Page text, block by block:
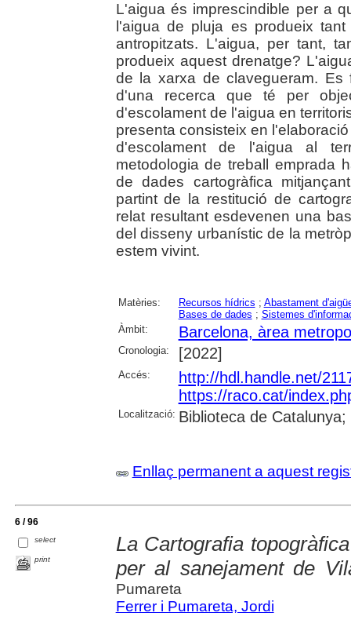
L'aigua és imprescindible per a
l'aigua de pluja es produeix
antropitzats. L'aigua, per tant,
produeix aquest drenatge?
de la xarxa de clavegueram. Es
d'una recerca que té per
d'escolament de l'aigua en
presenta consisteix en
d'escolament de l'aigua al
metodologia de treball emprada
de dades cartogràfica
partint de la restitució de
relat resultant esdevenen una
del disseny urbanístic de la
estem vivint.
Matèries: Recursos hídrics ; Abastament
Bases de dades ; Sistemes
Àmbit:
Barcelona, àrea
Cronologia: [2022]
Accés:
http://hdl.handle.net/
https://raco.cat/
Localització: Biblioteca de
Enllaç permanent a aquest
6 / 96
select
print
La Cartografia
per al sanejament de
Pumareta
Ferrer i Pumareta, Jordi